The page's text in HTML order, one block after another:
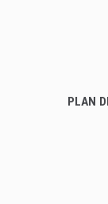
PLAN